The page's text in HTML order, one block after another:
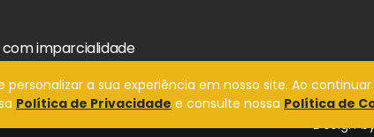
imparcialidade
Design
personalizar a sua experiência em nosso site. Ao
Política de Privacidade e consulte nossa Política de